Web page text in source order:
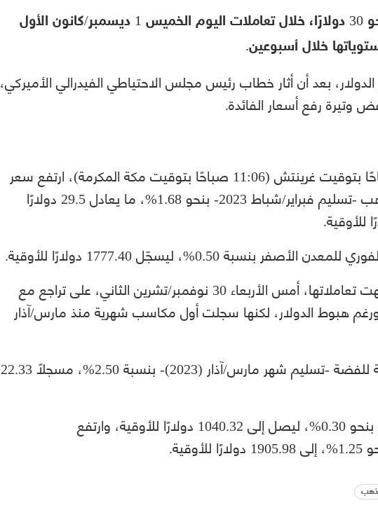
ارتفعت أسعار الذهب نحو 30 دولارًا، خلال تعاملات اليوم الخميس 1 ديسمبر/كانون الأول
بعد أن أثار خطاب رئيس مجلس الاحتياطي الفيدرالي الأميركي،
وتيرة رفع أسعار الفائدة.
بحلول الساعة 08:06 صباحًا بتوقيت غرينتش (11:06 صباحًا بتوقيت مكة المكرمة)، ارتفع سعر
العقود الآجلة لمعدن الذهب -تسليم فبراير/شباط 2023- بنحو 1.68%، ما يعادل 29.5 دولارًا
بنسبة 0.50%، ليسجّل 1777.40 دولارًا للأوقية.
كانت أسعار الذهب قد أنهت تعاملاتها، أمس الأربعاء 30 نوفمبر/تشرين الثاني، على تراجع مع
ورغم هبوط الدولار، لكنها سجلت أول مكاسب شهرية منذ مارس/آذار
وارتفع سعر العقود الآجلة للفضة -تسليم شهر مارس/آذار (2023)- بنسبة 2.50%، مسجلًا 22.33
وزاد سعر البلاتين الفوري بنحو 0.30%، ليصل إلى 1040.32 دولارًا للأوقية، وارتفع